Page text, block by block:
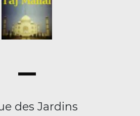
des Jardins